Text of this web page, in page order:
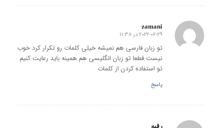
zamani
گفته:
2022-06-29 در 11:38
تو زبان فارسی هم نمیشه خیلی کلمات رو تکرار کرد خوب
نیست قطعا تو زبان انگلیسی هم همینه باید رعایت کنیم
تو استفاده کردن از کلمات
پاسخ
رقیه